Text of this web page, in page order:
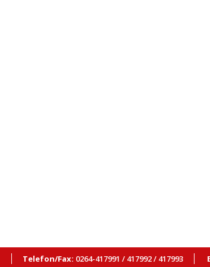
Telefon/Fax: 0264-417991 / 417992 / 417993